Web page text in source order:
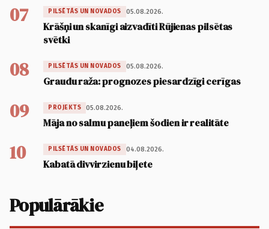
07 PILSĒTĀS UN NOVADOS 05.08.2026.
Krāšņi un skanīgi aizvadīti Rūjienas pilsētas
svētki
08 PILSĒTĀS UN NOVADOS 05.08.2026.
Graudu raža: prognozes piesardzīgi cerīgas
09 PROJEKTS 05.08.2026.
Māja no salmu paneļiem šodien ir realitāte
10 PILSĒTĀS UN NOVADOS 04.08.2026.
Kabatā divvirzienu biļete
Populārākie